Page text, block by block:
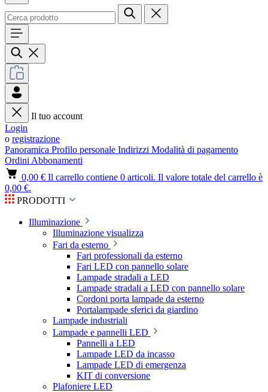
Il tuo account
Login
o registrazione
Panoramica Profilo personale Indirizzi Modalità di pagamento
Ordini Abbonamenti
0,00 € Il carrello contiene 0 articoli. Il valore totale del carrello è
0,00 €.
PRODOTTI
Illuminazione
Illuminazione visualizza
Fari da esterno
Fari professionali da esterno
Fari LED con pannello solare
Lampade stradali a LED
Lampade stradali a LED con pannello solare
Cordoni porta lampade da esterno
Portalampade sferici da giardino
Lampade industriali
Lampade e pannelli LED
Pannelli a LED
Lampade LED da incasso
Lampade LED di emergenza
KIT di conversione
Plafoniere LED